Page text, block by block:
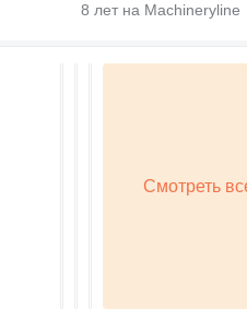
8 лет на Machineryline